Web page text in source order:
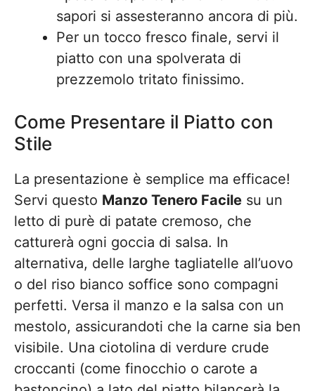
sapori si assesteranno ancora di più.
Per un tocco fresco finale, servi il
piatto con una spolverata di
prezzemolo tritato finissimo.
Come Presentare il Piatto con
Stile
La presentazione è semplice ma efficace!
Servi questo Manzo Tenero Facile su un
letto di purè di patate cremoso, che
catturerà ogni goccia di salsa. In
alternativa, delle larghe tagliatelle all’uovo
o del riso bianco soffice sono compagni
perfetti. Versa il manzo e la salsa con un
mestolo, assicurandoti che la carne sia ben
visibile. Una ciotolina di verdure crude
croccanti (come finocchio o carote a